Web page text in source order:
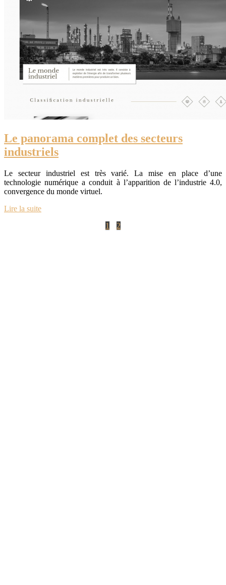
Le panorama complet des secteurs
industriels
Le secteur industriel est très varié. La mise en place d’une
technologie numérique a conduit à l’apparition de l’industrie 4.0,
convergence du monde virtuel.
Lire la suite
1
2